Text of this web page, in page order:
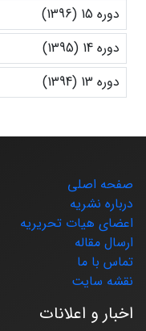
دوره 15 (1396)
دوره 14 (1395)
دوره 13 (1394)
صفحه اصلی
درباره نشریه
اعضای هیات تحریریه
ارسال مقاله
تماس با ما
نقشه سایت
اخبار و اعلانات